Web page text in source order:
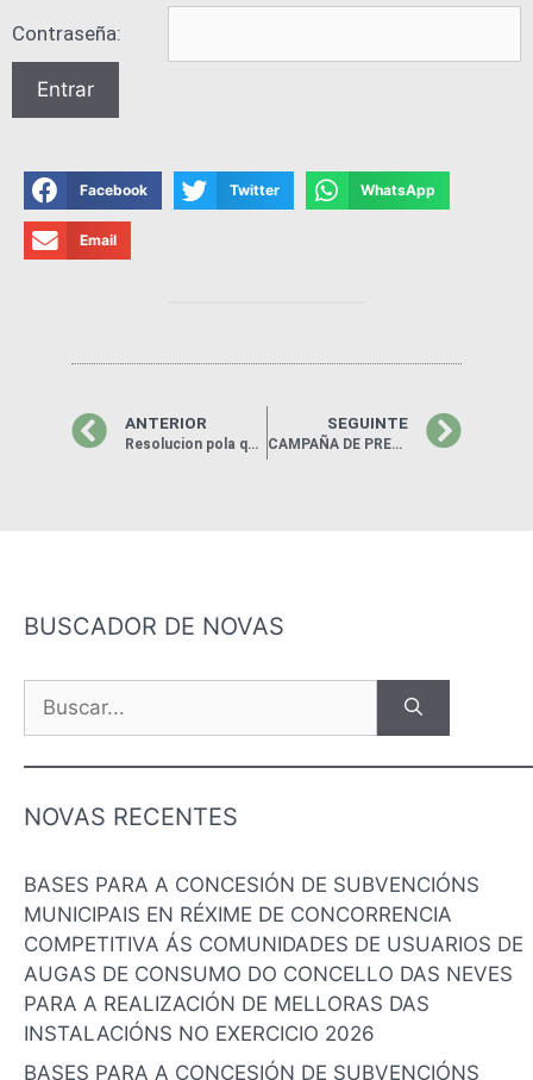
Contraseña:
Facebook Twitter WhatsApp
Email
ANTERIOR
Resolucion pola que se aproba inicialmente e se somete a información pública o proxecto de expropiación forzosa Proxecto Construtivo de Apartadoiro ferroviario
SEGUINTE
CAMPAÑA DE PREVENCIÓN DE INCENDIOS FORESTAIS: INFORMACIÓN SOBRE DISTANCIAS E XESTIÓN DA BIOMASA
BUSCADOR DE NOVAS
NOVAS RECENTES
BASES PARA A CONCESIÓN DE SUBVENCIÓNS
MUNICIPAIS EN RÉXIME DE CONCORRENCIA
COMPETITIVA ÁS COMUNIDADES DE USUARIOS DE
AUGAS DE CONSUMO DO CONCELLO DAS NEVES
PARA A REALIZACIÓN DE MELLORAS DAS
INSTALACIÓNS NO EXERCICIO 2026
BASES PARA A CONCESIÓN DE SUBVENCIÓNS